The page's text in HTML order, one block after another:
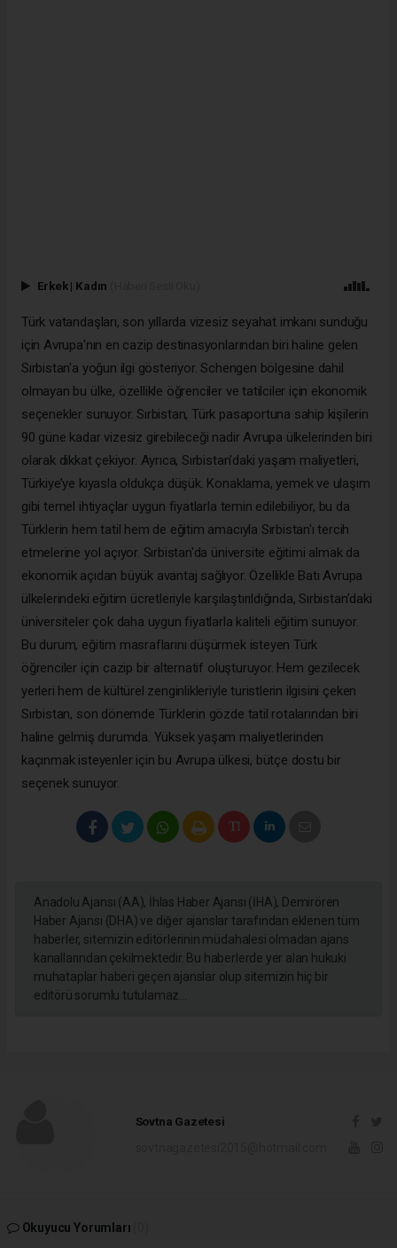
Erkek | Kadın
Türk vatandaşları, son yıllarda vizesiz seyahat imkanı sunduğu
için Avrupa'nın en cazip destinasyonlarından biri haline gelen
Sırbistan'a yoğun ilgi gösteriyor. Schengen bölgesine dahil
olmayan bu ülke, özellikle öğrenciler ve tatilciler için ekonomik
seçenekler sunuyor. Sırbistan, Türk pasaportuna sahip kişilerin
90 güne kadar vizesiz girebileceği nadir Avrupa ülkelerinden biri
olarak dikkat çekiyor. Ayrıca, Sırbistan'daki yaşam maliyetleri,
Türkiye’ye kıyasla oldukça düşük. Konaklama, yemek ve ulaşım
gibi temel ihtiyaçlar uygun fiyatlarla temin edilebiliyor, bu da
Türklerin hem tatil hem de eğitim amacıyla Sırbistan'ı tercih
etmelerine yol açıyor. Sırbistan'da üniversite eğitimi almak da
ekonomik açıdan büyük avantaj sağlıyor. Özellikle Batı Avrupa
ülkelerindeki eğitim ücretleriyle karşılaştırıldığında, Sırbistan’daki
üniversiteler çok daha uygun fiyatlarla kaliteli eğitim sunuyor.
Bu durum, eğitim masraflarını düşürmek isteyen Türk
öğrenciler için cazip bir alternatif oluşturuyor. Hem gezilecek
yerleri hem de kültürel zenginlikleriyle turistlerin ilgisini çeken
Sırbistan, son dönemde Türklerin gözde tatil rotalarından biri
haline gelmiş durumda. Yüksek yaşam maliyetlerinden
kaçınmak isteyenler için bu Avrupa ülkesi, bütçe dostu bir
seçenek sunuyor.
Anadolu Ajansı (AA), İhlas Haber Ajansı (İHA), Demirören
Haber Ajansı (DHA) ve diğer ajanslar tarafından eklenen tüm
haberler, sitemizin editörlerinin müdahalesi olmadan ajans
kanallarından çekilmektedir. Bu haberlerde yer alan hukuki
muhataplar haberi geçen ajanslar olup sitemizin hiç bir
editörü sorumlu tutulamaz...
Sovtna Gazetesi
Okuyucu Yorumları